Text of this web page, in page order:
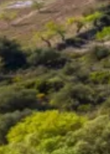
resulti més útil en
les cookies poden ser:
que s’ envien a l’
aquelles que s’envien a
través de les cookies.
romanen activades:
un tipus de cookies